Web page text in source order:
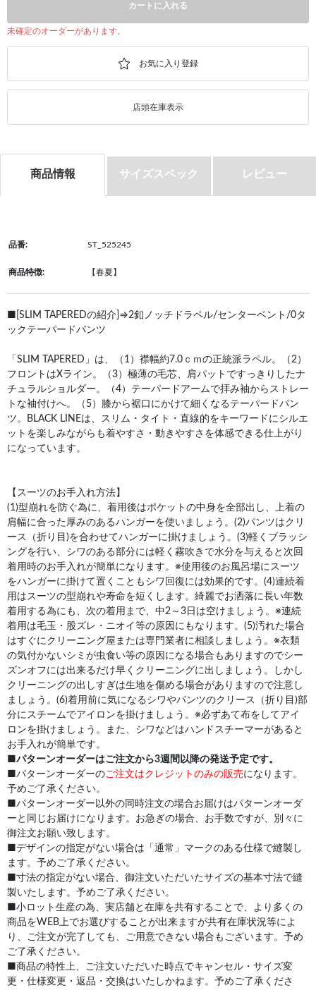
カートに入れる
未確定のオーダーがあります。
店頭在庫表示
商品情報 サイズスペック レビュー
品番: ST_525245
商品特徴: 【春夏】
■[SLIM TAPEREDの紹介]⇒2釦ノッチドラペル/センターベント/0タ
ックテーパードパンツ
「SLIM TAPERED」は、（1）襟幅約7.0ｃｍの正統派ラペル。（2）
フロントはXライン。（3）極薄の毛芯、肩パットですっきりしたナ
チュラルショルダー。（4）テーパードアームで拝み袖からストレー
トな袖付けへ。（5）膝から裾口にかけて細くなるテーパードパン
ツ。BLACK LINEは、スリム・タイト・直線的をキーワードにシルエ
ットを楽しみながらも着やすさ・動きやすさを体感できる仕上がり
になっています。
【スーツのお手入れ方法】
(1)型崩れを防ぐ為に、着用後はポケットの中身を全部出し、上着の
肩幅に合った厚みのあるハンガーを使いましょう。(2)パンツはクリ
ース（折り目)を合わせてハンガーに掛けましょう。(3)軽くブラッシ
ングを行い、シワのある部分には軽く霧吹きで水分を与えると次回
着用時のお手入れが簡単になります。※使用後のお風呂場にスーツ
をハンガーに掛けて置くこともシワ回復には効果的です。(4)連続着
用はスーツの型崩れや寿命を短くします。綺麗でお洒落に長い年数
着用する為にも、次の着用まで、中2～3日は空けましょう。※連続
着用は毛玉・股ズレ・ニオイ等の原因にもなります。(5)汚れた場合
はすぐにクリーニング屋または専門業者に相談しましょう。※衣類
の気付かないシミが虫食い等の原因になる場合もありますのでシー
ズンオフには出来るだけ早くクリーニングに出しましょう。しかし
クリーニングの出しすぎは生地を傷める場合がありますので注意し
ましょう。(6)着用前に気になるシワやパンツのクリース（折り目)部
分にスチームでアイロンを掛けましょう。※必ずあて布をしてアイ
ロンを掛けましょう。また、シワなどはハンドスチーマーがあると
お手入れが簡単です。
パターンオーダーはご注文から3週間以降の発送予定です。
■パターンオーダーのご注文はクレジットのみの販売になります。
予めご了承ください。
■パターンオーダー以外の同時注文の場合お届けはパターンオーダ
ーと同じお届けになります。お急ぎの場合、お手数ですが、別々に
御注文お願い致します。
■デザインの指定がない場合は「通常」マークのある仕様で縫製し
ます。予めご了承ください。
■寸法の指定がない場合、御注文いただいたサイズの基本寸法で縫
製いたします。予めご了承ください。
■小ロット生産の為、実店舗と在庫を共有することで、より多くの
商品をWEB上でお選びすることが出来ますが共有在庫状況等によ
り、ご注文が完了しても、ご用意できない場合もございます。予め
ご了承ください。
■商品の特性上、ご注文いただいた時点でキャンセル・サイズ変
更・仕様変更・返品・交換はいたしかねます。予めご了承くださ